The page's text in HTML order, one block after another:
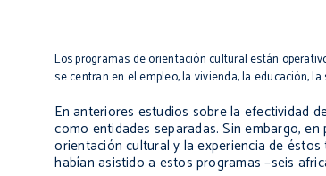
Los programas de orientación cultural están
se centran en el empleo, la vivienda, la educación,
En anteriores estudios sobre la efectividad
como entidades separadas. Sin embargo,
orientación cultural y la experiencia de
habían asistido a estos programas –seis